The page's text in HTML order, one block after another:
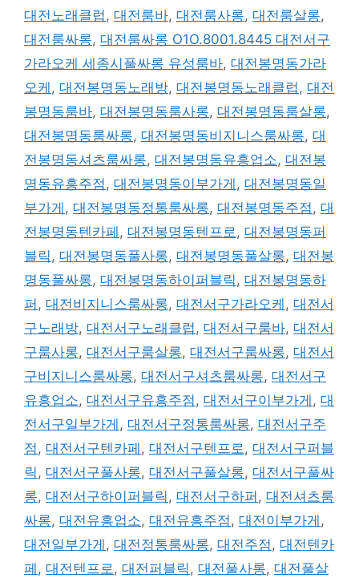
대전노래클럽, 대전룸바, 대전룸사롱, 대전룸살롱,
대전룸싸롱, 대전룸싸롱 O1O.8001.8445 대전서구
가라오케 세종시풀싸롱 유성룸바, 대전봉명동가라
오케 , 대전봉명동노래방, 대전봉명동노래클럽, 대전
봉명동룸바, 대전봉명동룸사롱, 대전봉명동룸살롱,
대전봉명동룸싸롱, 대전봉명동비지니스룸싸롱, 대
전봉명동셔츠룸싸롱, 대전봉명동유흥업소, 대전봉
명동유흥주점, 대전봉명동이부가게 , 대전봉명동일
부가게 , 대전봉명동정통룸싸롱, 대전봉명동주점, 대
전봉명동텐카페 , 대전봉명동텐프로, 대전봉명동퍼
블릭, 대전봉명동풀사롱, 대전봉명동풀살롱, 대전봉
명동풀싸롱, 대전봉명동하이퍼블릭, 대전봉명동하
퍼 , 대전비지니스룸싸롱, 대전서구가라오케 , 대전서
구노래방, 대전서구노래클럽, 대전서구룸바, 대전서
구룸사롱, 대전서구룸살롱, 대전서구룸싸롱, 대전서
구비지니스룸싸롱, 대전서구셔츠룸싸롱, 대전서구
유흥업소, 대전서구유흥주점, 대전서구이부가게 , 대
전서구일부가게 , 대전서구정통룸싸롱, 대전서구주
점, 대전서구텐카페 , 대전서구텐프로, 대전서구퍼블
릭, 대전서구풀사롱, 대전서구풀살롱, 대전서구풀싸
롱, 대전서구하이퍼블릭, 대전서구하퍼 , 대전셔츠룸
싸롱, 대전유흥업소, 대전유흥주점, 대전이부가게 ,
대전일부가게 , 대전정통룸싸롱, 대전주점, 대전텐카
페 , 대전텐프로, 대전퍼블릭, 대전풀사롱, 대전풀살